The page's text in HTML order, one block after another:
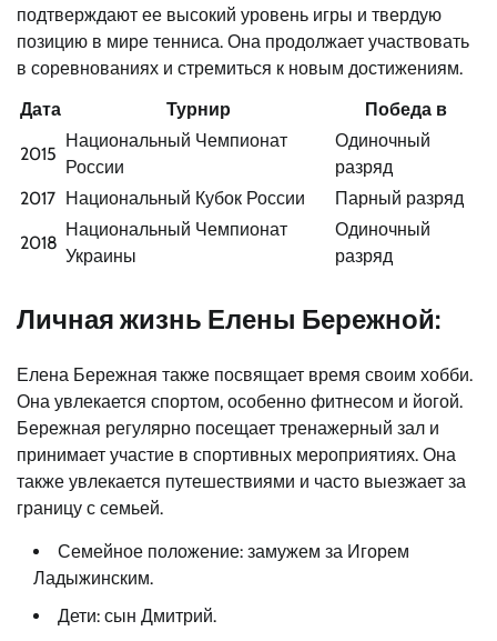
подтверждают ее высокий уровень игры и твердую
позицию в мире тенниса. Она продолжает участвовать
в соревнованиях и стремиться к новым достижениям.
Дата
Турнир Победа в
2015
Национальный Чемпионат
России
Одиночный
разряд
2017 Национальный Кубок России Парный разряд
2018
Национальный Чемпионат
Украины
Одиночный
разряд
Личная жизнь Елены Бережной:
Елена Бережная также посвящает время своим хобби.
Она увлекается спортом, особенно фитнесом и йогой.
Бережная регулярно посещает тренажерный зал и
принимает участие в спортивных мероприятиях. Она
также увлекается путешествиями и часто выезжает за
границу с семьей.
Семейное положение: замужем за Игорем
Ладыжинским.
Дети: сын Дмитрий.